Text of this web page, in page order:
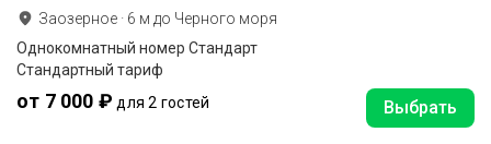
Заозерное · 6 м до Черного моря
Однокомнатный номер Стандарт
Стандартный тариф
от 7 000 ₽ для 2 гостей Выбрать